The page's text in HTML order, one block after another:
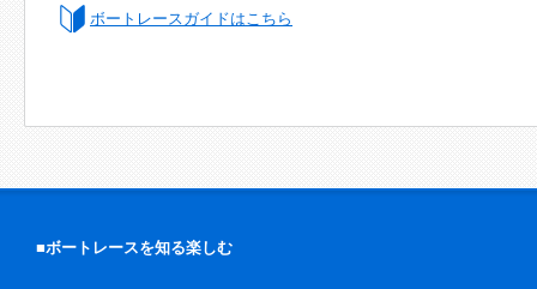
ボートレースガイドはこちら
■ボートレースを知る楽しむ